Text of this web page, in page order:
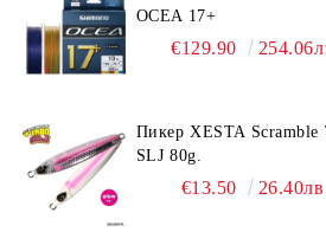
OCEA 17+
€129.90
Пикер XESTA Scramble
SLJ 80g.
€13.50